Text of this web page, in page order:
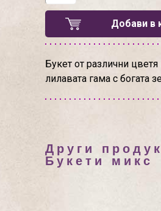
Добави в
Букет от различни
лилавата гама с богата
Други
Букети микс